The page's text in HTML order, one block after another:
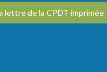
lettre de la CPDT imprimée